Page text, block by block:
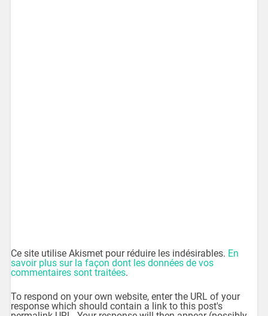
Ce site utilise Akismet pour réduire les indésirables. En
savoir plus sur la façon dont les données de vos
commentaires sont traitées.
To respond on your own website, enter the URL of your
response which should contain a link to this post's